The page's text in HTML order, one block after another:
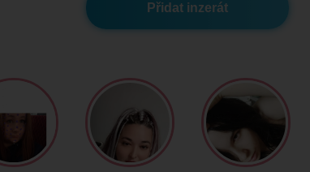
Přidat inzerát